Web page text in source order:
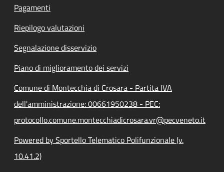
Pagamenti
Riepilogo valutazioni
Segnalazione disservizio
Piano di miglioramento dei servizi
Comune di Montecchia di Crosara - Partita IVA
dell'amministrazione: 00661950238 - PEC:
protocollo.comune.montecchiadicrosara.vr@pecveneto.it
Powered by Sportello Telematico Polifunzionale (v.
10.41.2)